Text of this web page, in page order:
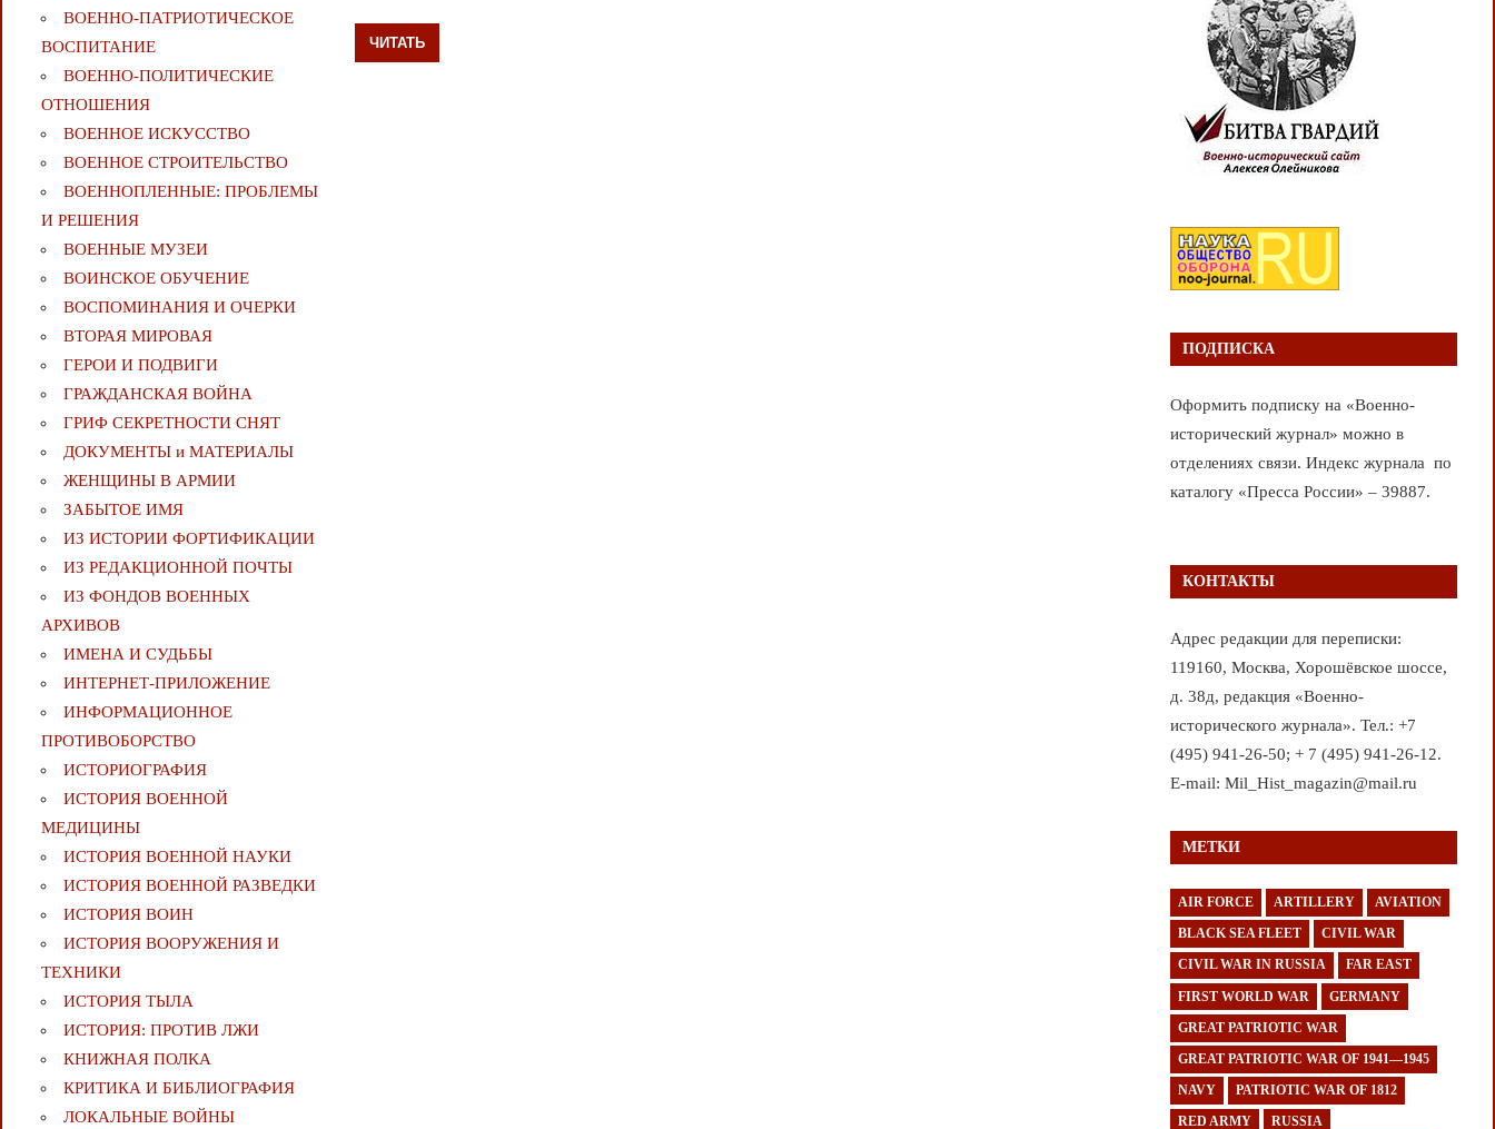
ЧИТАТЬ
ВОЕННО-ПАТРИОТИЧЕСКОЕ
ВОСПИТАНИЕ
ВОЕННО-ПОЛИТИЧЕСКИE
ОТНОШЕНИЯ
ВОЕННОЕ ИСКУССТВО
ВОЕННОЕ СТРОИТЕЛЬСТВО
ВОЕННОПЛЕННЫЕ: ПРОБЛЕМЫ
И РЕШЕНИЯ
ВОЕННЫЕ МУЗЕИ
ВОИНСКОЕ ОБУЧЕНИЕ
ВОСПОМИНАНИЯ И ОЧЕРКИ
ВТОРАЯ МИРОВАЯ
ГЕРОИ И ПОДВИГИ
ГРАЖДАНСКАЯ ВОЙНА
ГРИФ СЕКРЕТНОСТИ СНЯТ
ДОКУМЕНТЫ и МАТЕРИАЛЫ
ЖЕНЩИНЫ В АРМИИ
ЗАБЫТОЕ ИМЯ
ИЗ ИСТОРИИ ФОРТИФИКАЦИИ
ИЗ РЕДАКЦИОННОЙ ПОЧТЫ
ИЗ ФОНДОВ ВОЕННЫХ
АРХИВОВ
ИМЕНА И СУДЬБЫ
ИНТЕРНЕТ-ПРИЛОЖЕНИЕ
ИНФОРМАЦИОННОЕ
ПРОТИВОБОРСТВО
ИСТОРИОГРАФИЯ
ИСТОРИЯ ВОЕННОЙ
МЕДИЦИНЫ
ИСТОРИЯ ВОЕННОЙ НАУКИ
ИСТОРИЯ ВОЕННОЙ РАЗВЕДКИ
ИСТОРИЯ ВОИН
ИСТОРИЯ ВООРУЖЕНИЯ И
ТЕХНИКИ
ИСТОРИЯ ТЫЛА
ИСТОРИЯ: ПРОТИВ ЛЖИ
КНИЖНАЯ ПОЛКА
КРИТИКА И БИБЛИОГРАФИЯ
ЛОКАЛЬНЫЕ ВОЙНЫ
ПОДПИСКА
Оформить подписку на «Военно-
исторический журнал» можно в
отделениях связи. Индекс журнала по
каталогу «Пресса России» – 39887.
КОНТАКТЫ
Адрес редакции для переписки:
119160, Москва, Хорошёвское шоссе,
д. 38д, редакция «Военно-
исторического журнала». Тел.: +7
(495) 941-26-50; + 7 (495) 941-26-12.
E-mail: Mil_Hist_magazin@mail.ru
МЕТКИ
AIR FORCE ARTILLERY AVIATION
BLACK SEA FLEET CIVIL WAR
CIVIL WAR IN RUSSIA FAR EAST
FIRST WORLD WAR GERMANY
GREAT PATRIOTIC WAR
GREAT PATRIOTIC WAR OF 1941—1945
NAVY PATRIOTIC WAR OF 1812
RED ARMY RUSSIA